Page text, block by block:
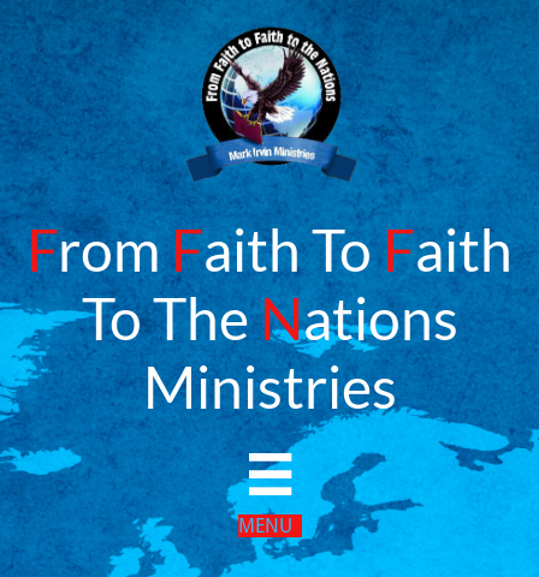
FromFaith ToFaith
To TheNations
​Ministries

MENU​